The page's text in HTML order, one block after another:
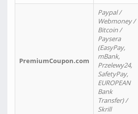
PremiumCoupon.com
Paypal /
Webmoney /
Bitcoin /
Paysera
(EasyPay,
mBank,
Przelewy24,
SafetyPay,
EUROPEAN
Bank
Transfer) /
Skrill